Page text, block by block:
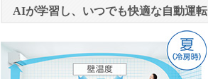
AIが学習し、いつでも快適な自動運転